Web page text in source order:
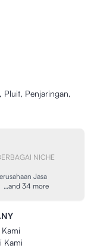
Pluit, Penjaringan,
NICHE
Jasa
…and 34 more
Kami